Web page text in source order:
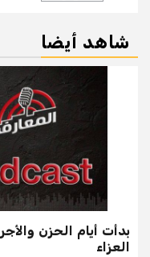
شاهد أيضا
بدأت أيام الحزن
العزاء